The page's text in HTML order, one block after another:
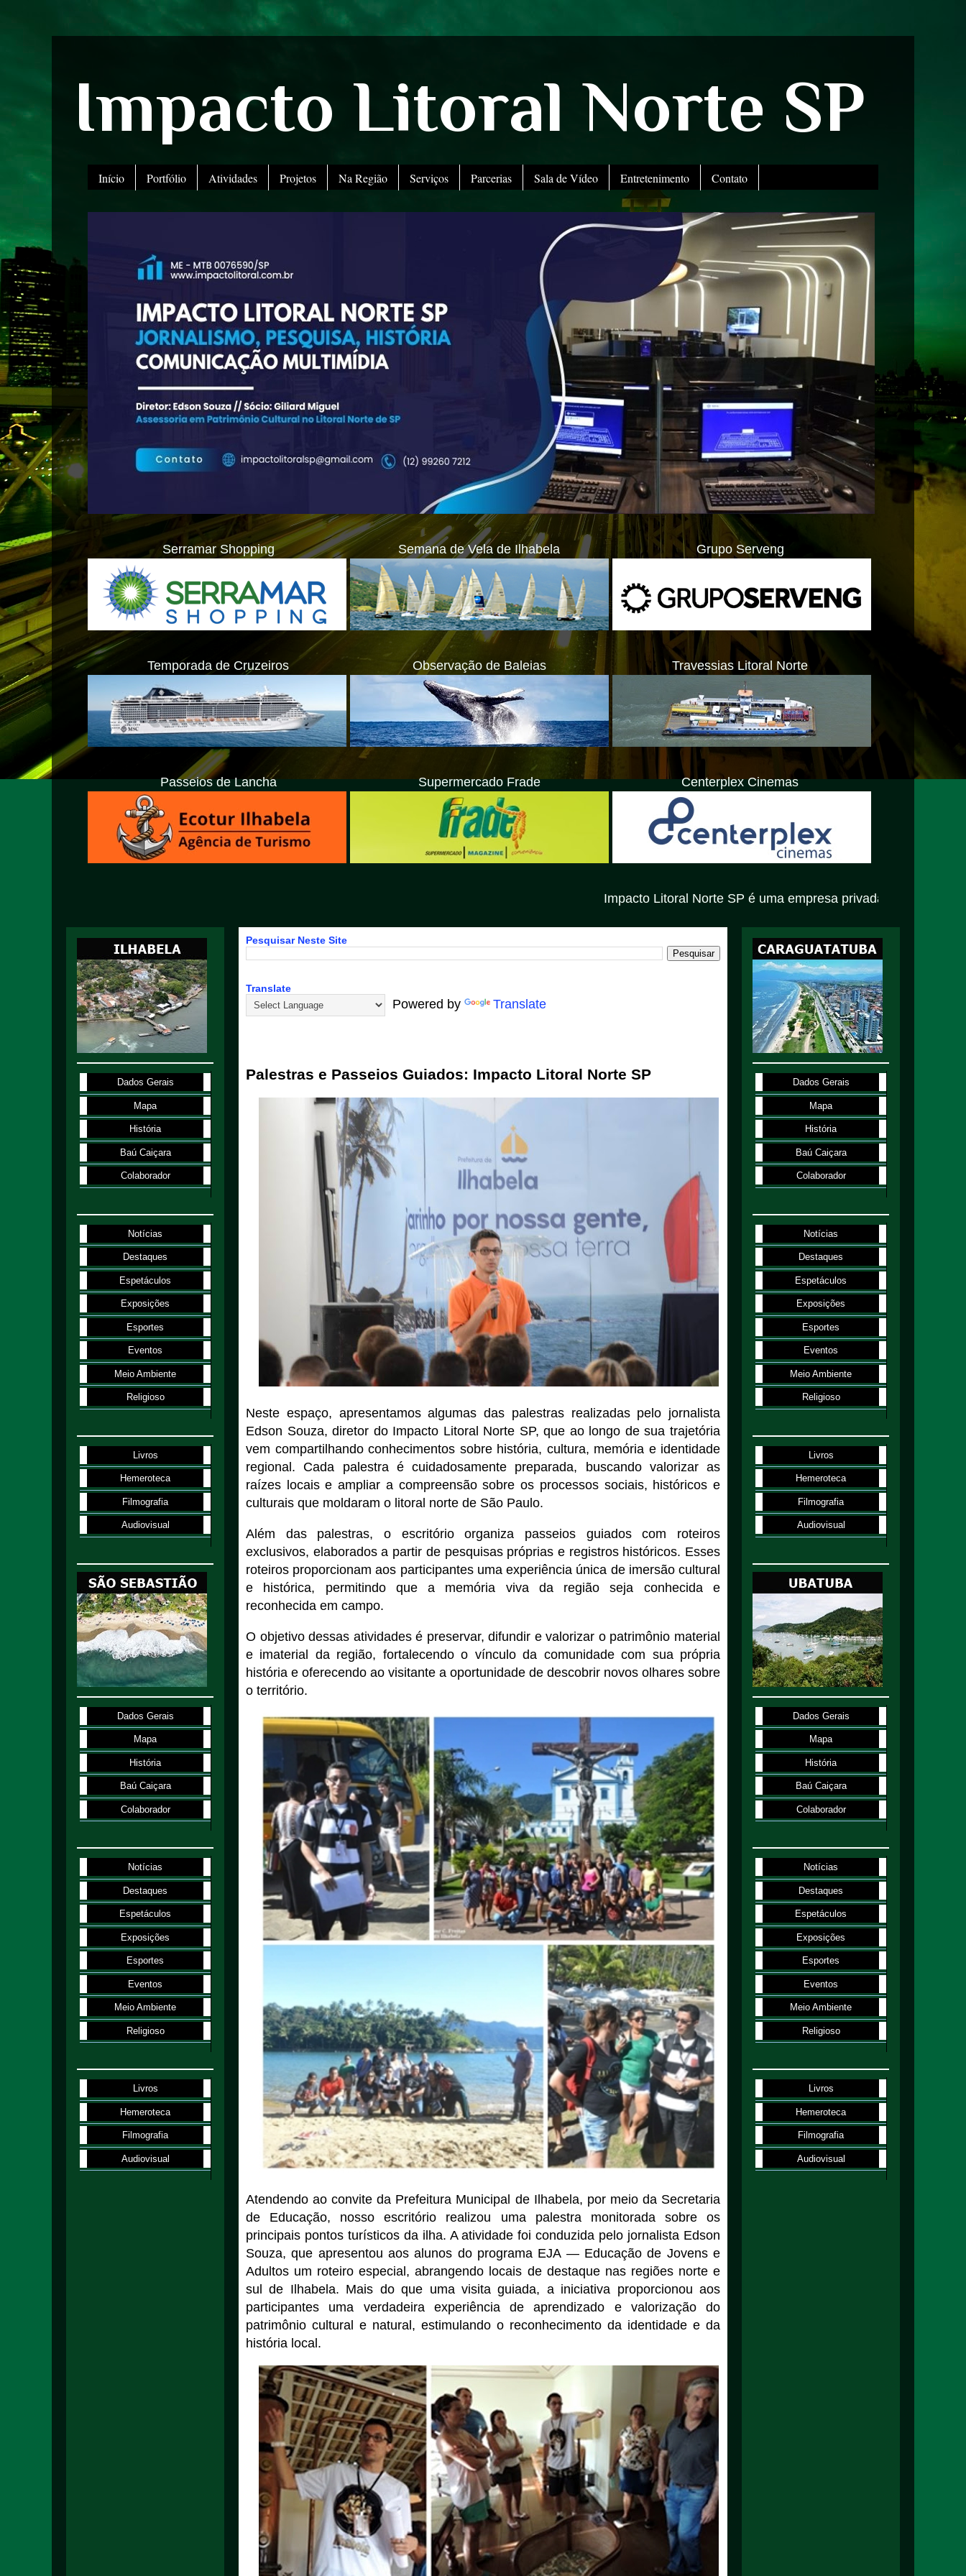
Impacto Litoral Norte SP
Início Portfólio Atividades Projetos Na Região Serviços Parcerias Sala de Vídeo Entretenimento Contato
Serramar Shopping Semana de Vela de Ilhabela Grupo Serveng
Temporada de Cruzeiros Observação de Baleias Travessias Litoral Norte
Passeios de Lancha Supermercado Frade Centerplex Cinemas
Impacto Litoral Norte SP é uma empresa privada com atendimento
Pesquisar Neste Site
Translate
Powered by Translate
Palestras e Passeios Guiados: Impacto Litoral Norte SP
Neste espaço, apresentamos algumas das palestras realizadas pelo jornalista
Edson Souza, diretor do Impacto Litoral Norte SP, que ao longo de sua trajetória
vem compartilhando conhecimentos sobre história, cultura, memória e identidade
regional. Cada palestra é cuidadosamente preparada, buscando valorizar as
raízes locais e ampliar a compreensão sobre os processos sociais, históricos e
culturais que moldaram o litoral norte de São Paulo.
Além das palestras, o escritório organiza passeios guiados com roteiros
exclusivos, elaborados a partir de pesquisas próprias e registros históricos. Esses
roteiros proporcionam aos participantes uma experiência única de imersão cultural
e histórica, permitindo que a memória viva da região seja conhecida e
reconhecida em campo.
O objetivo dessas atividades é preservar, difundir e valorizar o patrimônio material
e imaterial da região, fortalecendo o vínculo da comunidade com sua própria
história e oferecendo ao visitante a oportunidade de descobrir novos olhares sobre
o território.
Atendendo ao convite da Prefeitura Municipal de Ilhabela, por meio da Secretaria
de Educação, nosso escritório realizou uma palestra monitorada sobre os
principais pontos turísticos da ilha. A atividade foi conduzida pelo jornalista Edson
Souza, que apresentou aos alunos do programa EJA — Educação de Jovens e
Adultos um roteiro especial, abrangendo locais de destaque nas regiões norte e
sul de Ilhabela. Mais do que uma visita guiada, a iniciativa proporcionou aos
participantes uma verdadeira experiência de aprendizado e valorização do
patrimônio cultural e natural, estimulando o reconhecimento da identidade e da
história local.
Dados Gerais
Mapa
História
Baú Caiçara
Colaborador
Notícias
Destaques
Espetáculos
Exposições
Esportes
Eventos
Meio Ambiente
Religioso
Livros
Hemeroteca
Filmografia
Audiovisual
Dados Gerais
Mapa
História
Baú Caiçara
Colaborador
Notícias
Destaques
Espetáculos
Exposições
Esportes
Eventos
Meio Ambiente
Religioso
Livros
Hemeroteca
Filmografia
Audiovisual
Dados Gerais
Mapa
História
Baú Caiçara
Colaborador
Notícias
Destaques
Espetáculos
Exposições
Esportes
Eventos
Meio Ambiente
Religioso
Livros
Hemeroteca
Filmografia
Audiovisual
Dados Gerais
Mapa
História
Baú Caiçara
Colaborador
Notícias
Destaques
Espetáculos
Exposições
Esportes
Eventos
Meio Ambiente
Religioso
Livros
Hemeroteca
Filmografia
Audiovisual